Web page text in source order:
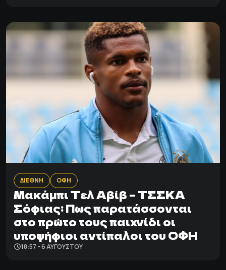
ΔΙΕΘΝΗ ΟΦΗ
Μακάμπι Τελ Αβίβ – ΤΣΣΚΑ
Σόφιας: Πως παρατάσσονται
στο πρώτο τους παιχνίδι οι
υποψήφιοι αντίπαλοι του ΟΦΗ
18:57 - 6 ΑΥΓΟΎΣΤΟΥ